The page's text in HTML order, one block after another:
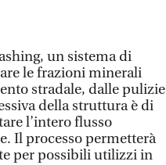
un sistema di
le frazioni minerali
stradale, dalle pulizie
della struttura è di
l’intero flusso
Il processo permetterà
per possibili utilizzi in